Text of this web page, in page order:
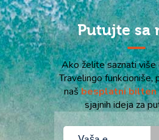
Putujte sa
Ako želite saznati
Travelingo funkcioniše,
našbesplatni bilten
sjajnih ideja za